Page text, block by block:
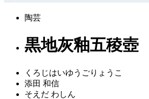
陶芸
黒地灰釉五稜壺
くろじはいゆうごりょうこ
添田 和信
そえだ わしん